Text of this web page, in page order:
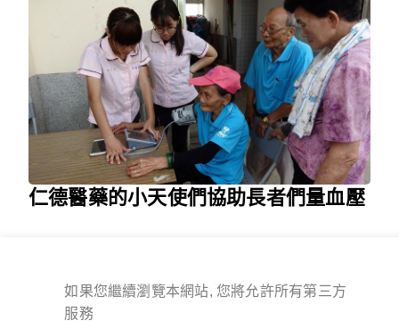
仁德醫藥的小天使們協助長者們量血壓
如果您繼續瀏覽本網站, 您將允許所有第三方
服務